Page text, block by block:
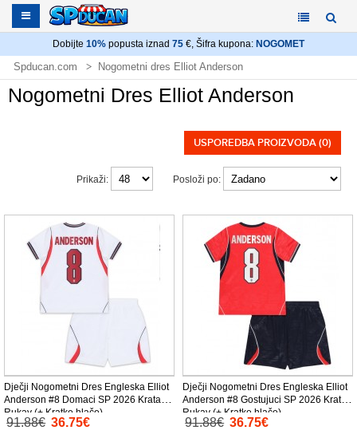
Dobijte 10% popusta iznad 75 €, Šifra kupona: NOGOMET
Spducan.com Nogometni dres Elliot Anderson
Nogometni Dres Elliot Anderson
USPOREDBA PROIZVODA (0)
Posloži po:
Prikaži:
Dječji Nogometni Dres Engleska Elliot
Anderson #8 Domaci SP 2026 Kratak
Rukav (+ Kratke hlače)
91.88€ 36.75€
Dječji Nogometni Dres Engleska Elliot
Anderson #8 Gostujuci SP 2026 Kratak
Rukav (+ Kratke hlače)
91.88€ 36.75€